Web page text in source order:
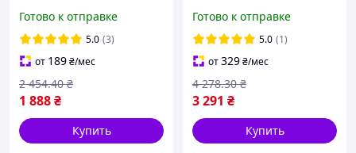
прихожей Дуб сонома
функциональная для
одежды и
Готово к отправке
5.0 (3)
от 189₴/мес
1 888₴
2 454.40 ₴
Купить
функциональная для
прихожей с полкой для
головных
Готово к отправке
5.0 (1)
от329₴/мес
3 291 ₴
4 278.30 ₴
Купить